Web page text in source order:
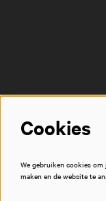
Cookies
We gebruiken cookies
maken en de website te